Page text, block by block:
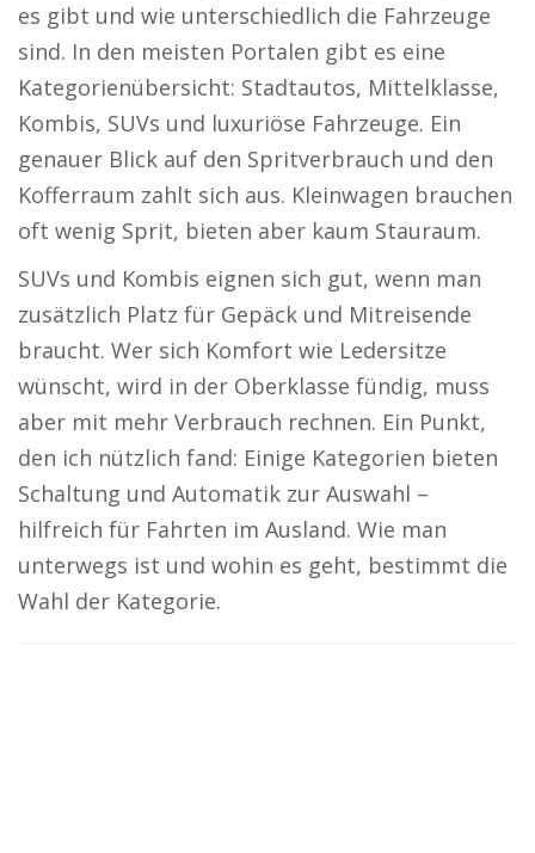
es gibt und wie unterschiedlich die Fahrzeuge
sind. In den meisten Portalen gibt es eine
Kategorienübersicht: Stadtautos, Mittelklasse,
Kombis, SUVs und luxuriöse Fahrzeuge. Ein
genauer Blick auf den Spritverbrauch und den
Kofferraum zahlt sich aus. Kleinwagen brauchen
oft wenig Sprit, bieten aber kaum Stauraum.
SUVs und Kombis eignen sich gut, wenn man
zusätzlich Platz für Gepäck und Mitreisende
braucht. Wer sich Komfort wie Ledersitze
wünscht, wird in der Oberklasse fündig, muss
aber mit mehr Verbrauch rechnen. Ein Punkt,
den ich nützlich fand: Einige Kategorien bieten
Schaltung und Automatik zur Auswahl –
hilfreich für Fahrten im Ausland. Wie man
unterwegs ist und wohin es geht, bestimmt die
Wahl der Kategorie.